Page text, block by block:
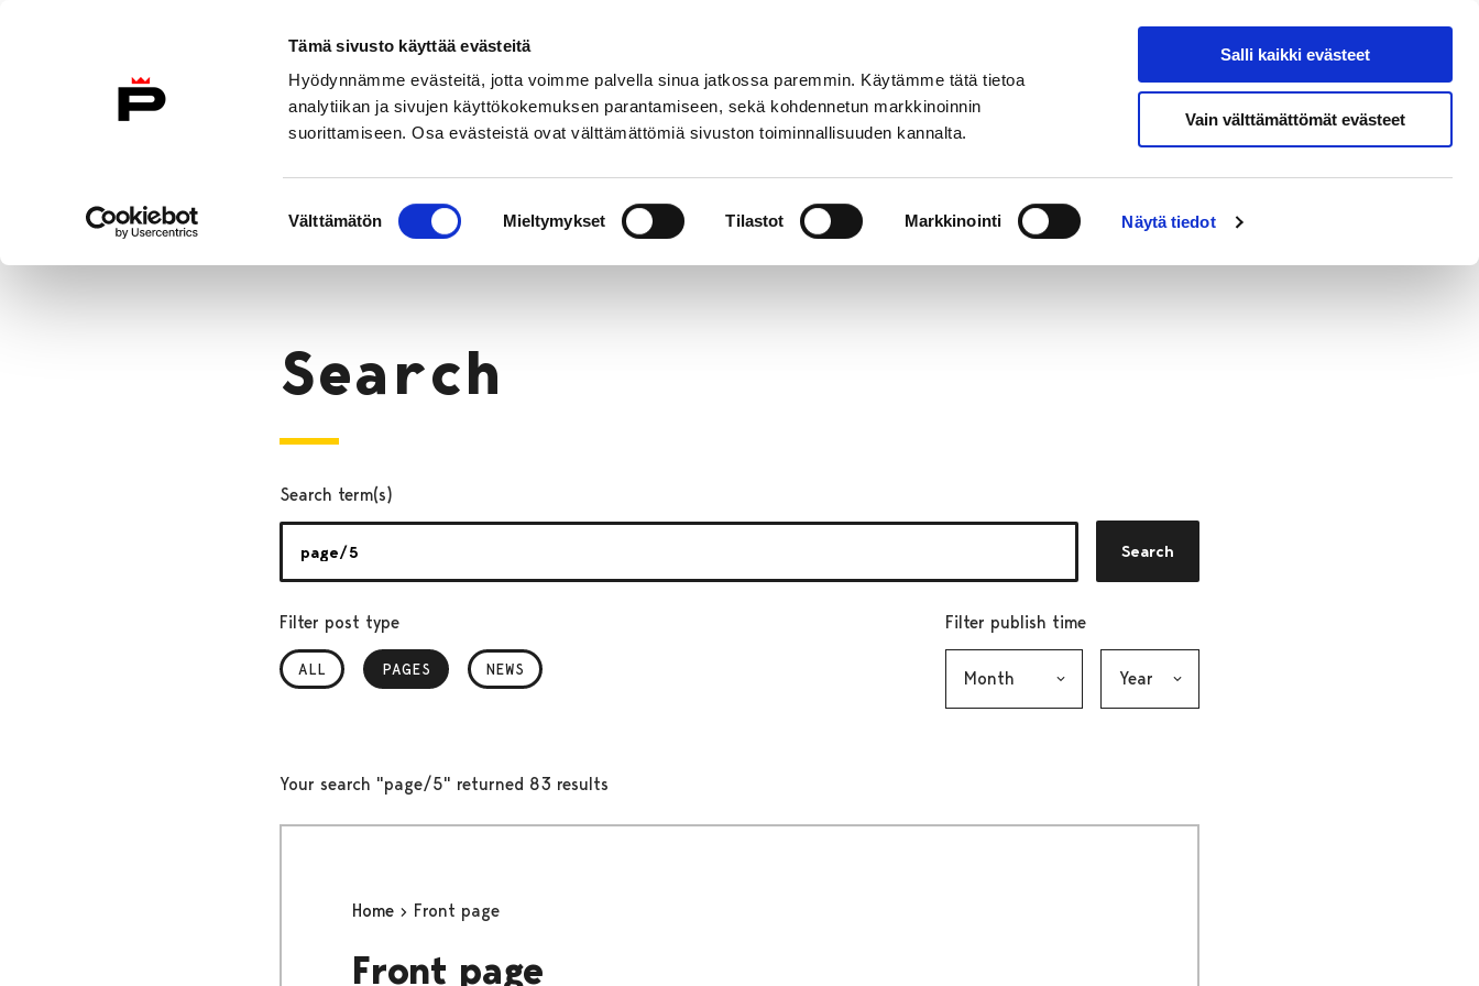
Tämä sivusto käyttää evästeitä
Hyödynnämme evästeitä, jotta voimme palvella sinua jatkossa paremmin. Käytämme tätä tietoa
analytiikan ja sivujen käyttökokemuksen parantamiseen, sekä kohdennetun markkinoinnin
suorittamiseen. Osa evästeistä ovat välttämättömiä sivuston toiminnallisuuden kannalta.
valinta
Välttämätön Mieltymykset Tilastot Markkinointi Näytä tiedot
Salli kaikki evästeet
Vain välttämättömät evästeet
To Home Page
In
English
Search from site
Home
Search
Search
Search term(s)
Search
Filter post type
ALL PAGES
, SELECTED NEWS
Filter publish time
Your search "page/5" returned 83 results
Home Front page
Front page